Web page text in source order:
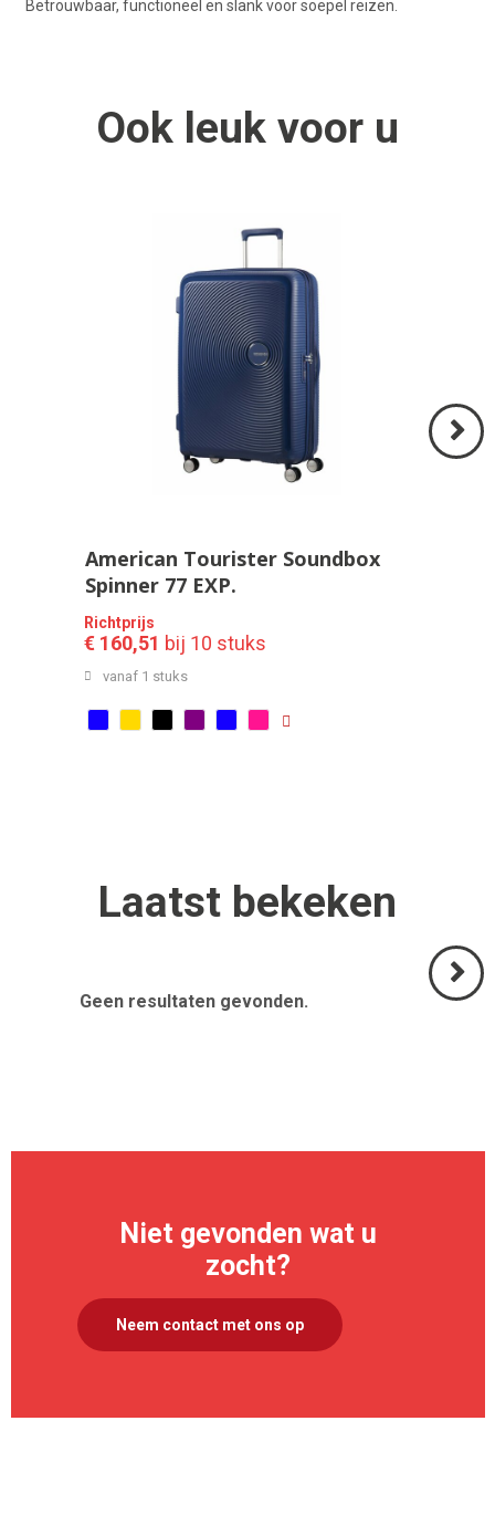
Betrouwbaar, functioneel en slank voor soepel reizen.
Ook leuk voor u
American Tourister Soundbox
Spinner 77 EXP.
Richtprijs
€ 160,51 bij 10 stuks
vanaf 1 stuks
Laatst bekeken
Geen resultaten gevonden.
Niet gevonden wat u
zocht?
Neem contact met ons op